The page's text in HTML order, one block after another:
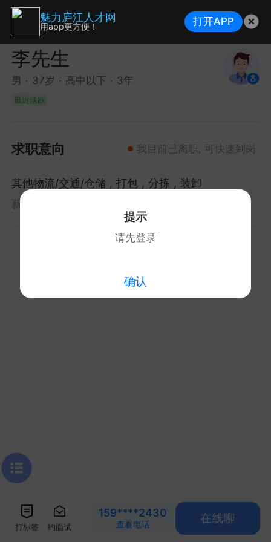
李先生
男 37岁 高中以下 3年
最近活跃
求职意向 我目前已离职, 可快速到岗
其他物流/交通/仓储 打包 分拣 装卸
薪资面议
打标签 约面试
159****2430
查看电话 在线聊
魅力庐江人才网
用app更方便！ 打开APP
提示
请先登录
确认